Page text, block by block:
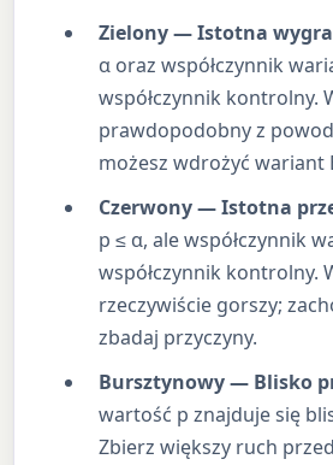
Zielony — Istotna
α oraz współczynnik
współczynnik kontrolny.
prawdopodobny z
możesz wdrożyć wariant
Czerwony — Istotna
p ≤ α, ale współczynnik
współczynnik kontrolny.
rzeczywiście gorszy;
zbadaj przyczyny.
Bursztynowy — Blisko
wartość p znajduje się
Zbierz większy ruch